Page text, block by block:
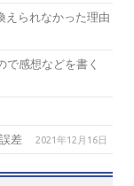
えられなかった理由
で感想などを書く
差 2021年12月16日